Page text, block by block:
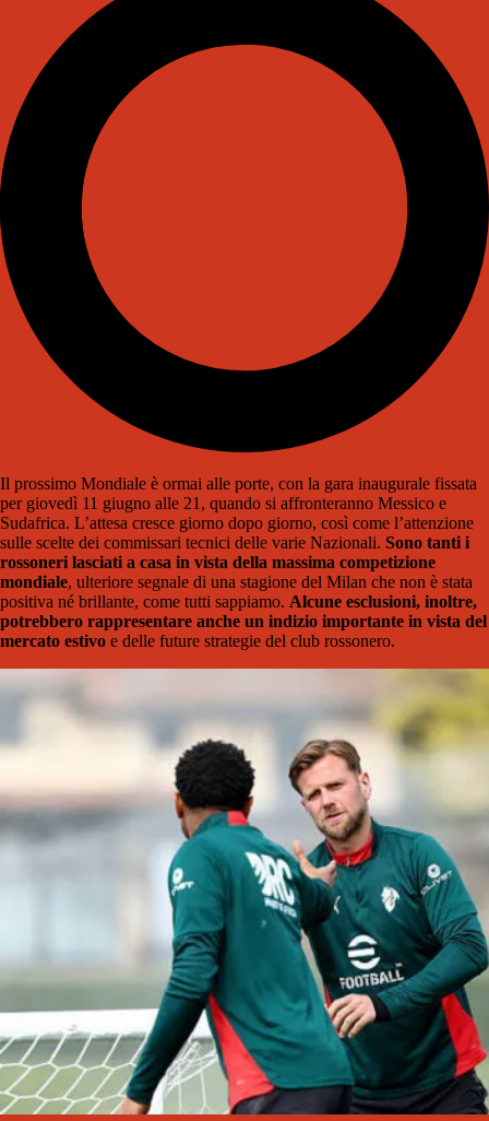
Il prossimo Mondiale è ormai alle porte, con la gara inaugurale fissata
per giovedì 11 giugno alle 21, quando si affronteranno Messico e
Sudafrica. L’attesa cresce giorno dopo giorno, così come l’attenzione
sulle scelte dei commissari tecnici delle varie Nazionali. Sono tanti i
rossoneri lasciati a casa in vista della massima competizione
mondiale, ulteriore segnale di una stagione del Milan che non è stata
positiva né brillante, come tutti sappiamo. Alcune esclusioni, inoltre,
potrebbero rappresentare anche un indizio importante in vista del
mercato estivo e delle future strategie del club rossonero.